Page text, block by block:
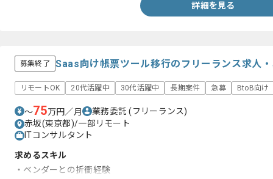
詳細を見る
募集終了 Saas向け帳票ツール移行のフリーランス求人
リモートOK 20代活躍中 30代活躍中 長期案件 急募 BtoB向け
〜75万円／月 業務委託(フリーランス)
赤坂(東京都)/一部リモート
ITコンサルタント
求めるスキル
・ベンダーとの折衝経験